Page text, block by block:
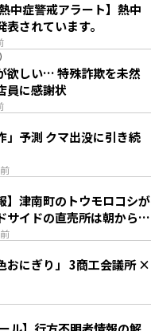
中症警戒アラート】熱中
されています。
欲しい… 特殊詐欺を未然
員に感謝状
没に引き続
】津南町のトウモロコシが
サイドの直売所は朝から長
おにぎり」 3商工会議所 ×